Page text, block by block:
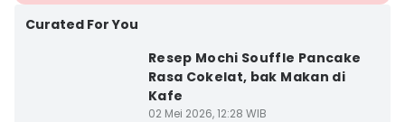
Curated For You
Resep Mochi Souffle Pancake
Rasa Cokelat, bak Makan di
Kafe
02 Mei 2026, 12:28 WIB